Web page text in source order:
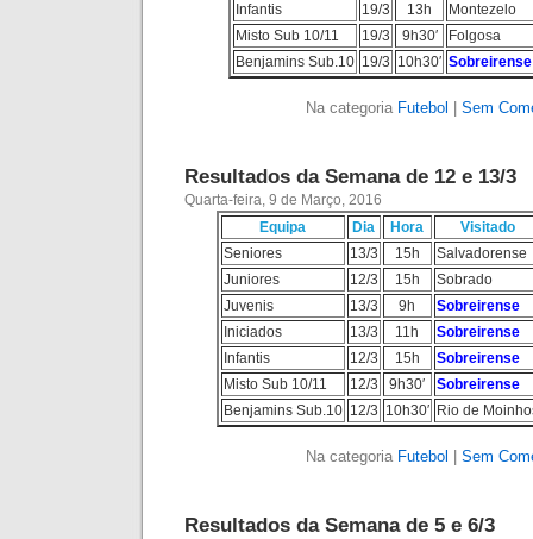
Infantis
19/3 13h
Montezelo
Misto Sub 10/11
19/3 9h30′
Folgosa
Benjamins Sub.10 19/3 10h30′ Sobreirense
Na categoria Futebol Sem
Resultados da Semana de 12 e 13/3
Quarta-feira, 9 de Março, 2016
Equipa
Dia Hora
Visitado
Seniores
13/3 15h
Salvadorense
Juniores
12/3 15h
Sobrado
Juvenis
13/3 9h
Sobreirense
Iniciados
13/3 11h
Sobreirense
Infantis
12/3 15h
Sobreirense
Misto Sub 10/11
12/3 9h30′
Sobreirense
Benjamins Sub.10 12/3 10h30′ Rio de
Na categoria Futebol Sem
Resultados da Semana de 5 e 6/3